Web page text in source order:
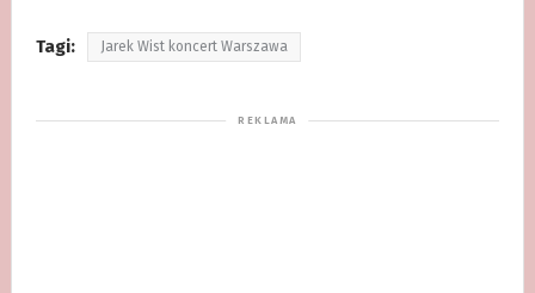
Tagi: Jarek Wist koncert Warszawa